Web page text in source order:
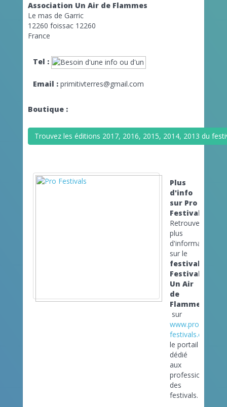
Association Un Air de Flammes
Le mas de Garric
12260 foissac 12260
France
Tel :
Email : primitivterres@gmail.com
Boutique :
Trouvez les éditions 2017, 2016, 2015, 2014, 2013 du
Plus
d'info
sur Pro
Festivals
Retrouvez
plus
d'informations
sur le
festival
Festival
Un Air
de
Flammes
sur
www.pro-
festivals.com
le portail
dédié
aux
professionnels
des
festivals.